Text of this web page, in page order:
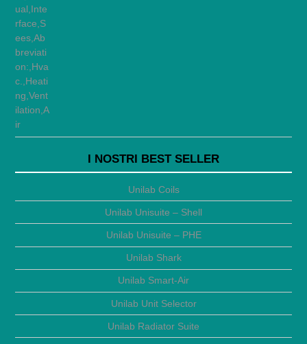
I NOSTRI BEST SELLER
Unilab Coils
Unilab Unisuite – Shell
Unilab Unisuite – PHE
Unilab Shark
Unilab Smart-Air
Unilab Unit Selector
Unilab Radiator Suite